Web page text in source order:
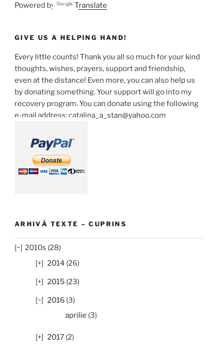
Powered by Translate
GIVE US A HELPING HAND!
Every little counts! Thank you all so much for your kind
thoughts, wishes, prayers, support and friendship,
even at the distance! Even more, you can also help us
by donating something. Your support will go into my
recovery program. You can donate using the following
e-mail address: catalina_a_stan@yahoo.com
ARHIVĂ TEXTE – CUPRINS
2010s (28)
2014 (26)
2015 (23)
2016 (3)
aprilie (3)
2017(2)